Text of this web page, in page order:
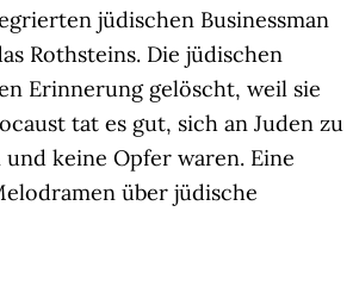
jüdischen Businessman
Rothsteins. Die jüdischen
Erinnerung gelöscht, weil sie
tat es gut, sich an Juden zu
keine Opfer waren. Eine
über jüdische